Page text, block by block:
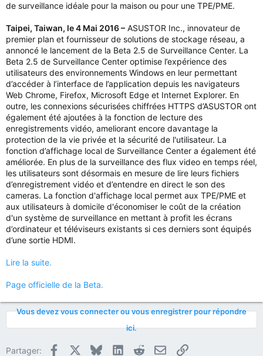
de surveillance idéale pour la maison ou pour une TPE/PME.
Taipei, Taiwan, le 4 Mai 2016 – ASUSTOR Inc., innovateur de
premier plan et fournisseur de solutions de stockage réseau, a
annoncé le lancement de la Beta 2.5 de Surveillance Center. La
Beta 2.5 de Surveillance Center optimise l’expérience des
utilisateurs des environnements Windows en leur permettant
d’accéder à l’interface de l’application depuis les navigateurs
Web Chrome, Firefox, Microsoft Edge et Internet Explorer. En
outre, les connexions sécurisées chiffrées HTTPS d’ASUSTOR ont
également été ajoutées à la fonction de lecture des
enregistrements vidéo, ameliorant encore davantage la
protection de la vie privée et la sécurité de l'utilisateur. La
fonction d’affichage local de Surveillance Center a également été
améliorée. En plus de la surveillance des flux video en temps réel,
les utilisateurs sont désormais en mesure de lire leurs fichiers
d’enregistrement vidéo et d’entendre en direct le son des
cameras. La fonction d'affichage local permet aux TPE/PME et
aux utilisateurs à domicile d'économiser le coût de la création
d'un système de surveillance en mettant à profit les écrans
d’ordinateur et téléviseurs existants si ces derniers sont équipés
d’une sortie HDMI.
Lire la suite.
Page officielle de la Beta.
Vous devez vous connecter ou vous enregistrer pour répondre
ici.
Partager: Facebook BlueskyLinkedInRedditE-mailLien